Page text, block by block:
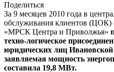
Поделиться
За 9 месяцев 2010 года в
обслуживания клиентов
«МРСК Центра и Приволжья»
техно-логическое
юридических лиц
заявляемая мощность
составила 19,8 МВт.